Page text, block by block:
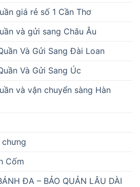
giá rẻ số 1 Cần Thơ
và gửi sang Châu Âu
Và Gửi Sang Đài Loan
Và Gửi Sang Úc
và vận chuyển sàng Hàn
Cốm
ĐA – BẢO QUẢN LÂU DÀI